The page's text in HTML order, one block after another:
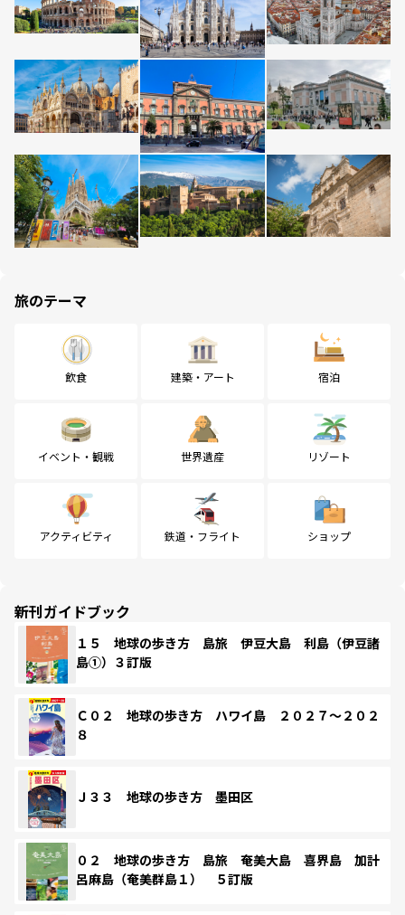
旅のテーマ
飲食 建築・アート 宿泊
イベント・観戦 世界遺産 リゾート
アクティビティ 鉄道・フライト ショップ
新刊ガイドブック
１５ 地球の歩き方 島旅 伊豆大島 利島（伊豆諸
島①）３訂版
Ｃ０２ 地球の歩き方 ハワイ島 ２０２７～２０２
８
Ｊ３３ 地球の歩き方 墨田区
０２ 地球の歩き方 島旅 奄美大島 喜界島 加計
呂麻島（奄美群島１） ５訂版